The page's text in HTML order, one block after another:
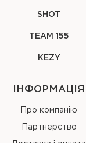
SHOT
TEAM 155
KEZY
ІНФОРМАЦІЯ
Про компанію
Партнерство